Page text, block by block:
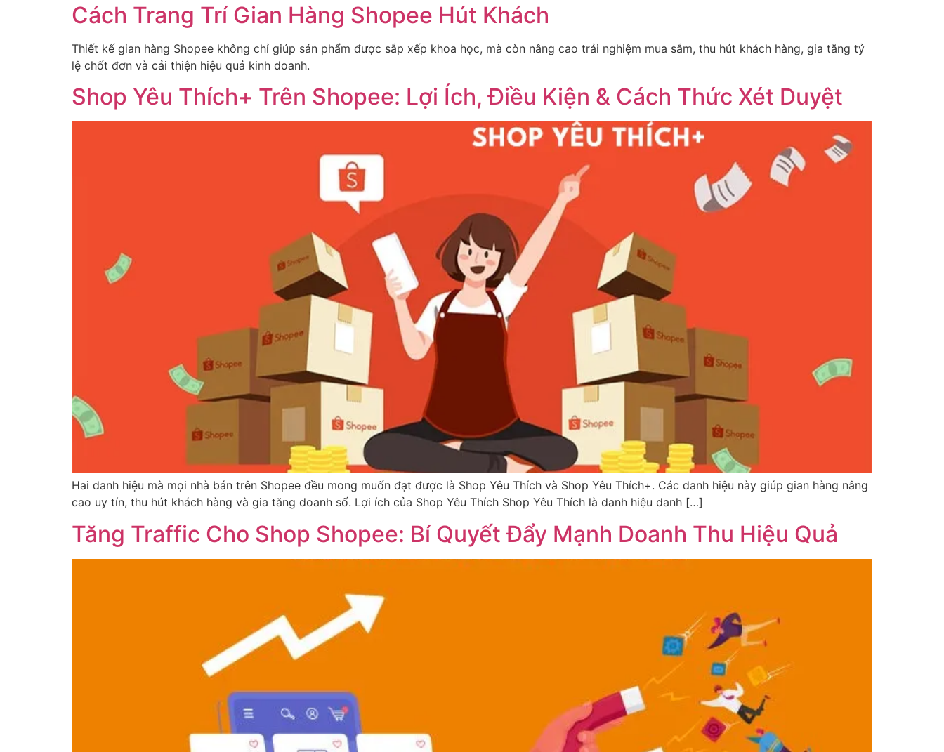
Cách Trang Trí Gian Hàng Shopee Hút Khách
Thiết kế gian hàng Shopee không chỉ giúp sản phẩm được sắp xếp khoa học, mà còn nâng cao trải nghiệm mua sắm, thu hút khách hàng, gia tăng tỷ
lệ chốt đơn và cải thiện hiệu quả kinh doanh.
Shop Yêu Thích+ Trên Shopee: Lợi Ích, Điều Kiện & Cách Thức Xét Duyệt
Hai danh hiệu mà mọi nhà bán trên Shopee đều mong muốn đạt được là Shop Yêu Thích và Shop Yêu Thích+. Các danh hiệu này giúp gian hàng nâng
cao uy tín, thu hút khách hàng và gia tăng doanh số. Lợi ích của Shop Yêu Thích Shop Yêu Thích là danh hiệu danh […]
Tăng Traffic Cho Shop Shopee: Bí Quyết Đẩy Mạnh Doanh Thu Hiệu Quả